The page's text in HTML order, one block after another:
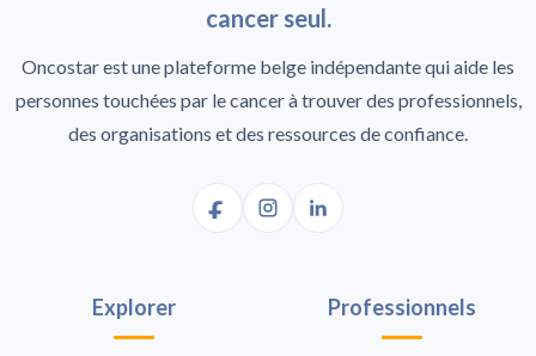
cancer seul.
Oncostar est une plateforme belge indépendante qui aide les
personnes touchées par le cancer à trouver des professionnels,
des organisations et des ressources de confiance.
Explorer Professionnels